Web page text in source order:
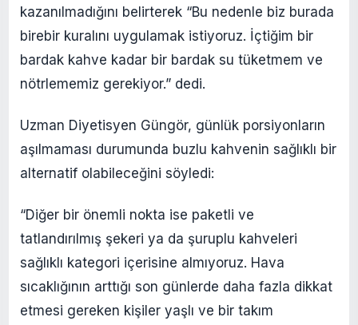
kazanılmadığını belirterek “Bu nedenle biz burada
birebir kuralını uygulamak istiyoruz. İçtiğim bir
bardak kahve kadar bir bardak su tüketmem ve
nötrlememiz gerekiyor.” dedi.
Uzman Diyetisyen Güngör, günlük porsiyonların
aşılmaması durumunda buzlu kahvenin sağlıklı bir
alternatif olabileceğini söyledi:
“Diğer bir önemli nokta ise paketli ve
tatlandırılmış şekeri ya da şuruplu kahveleri
sağlıklı kategori içerisine almıyoruz. Hava
sıcaklığının arttığı son günlerde daha fazla dikkat
etmesi gereken kişiler yaşlı ve bir takım